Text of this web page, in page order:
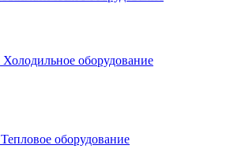
Холодильное оборудование
Тепловое оборудование